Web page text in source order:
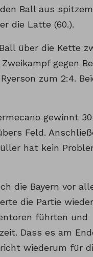
Ball aus spitzem
die Latte (60.).
über die Kette
gegen
zum 2:4.
gewinnt 30
Feld.
hat kein
die Bayern vor
die Partie
führten und
Dass es am
wiederum für